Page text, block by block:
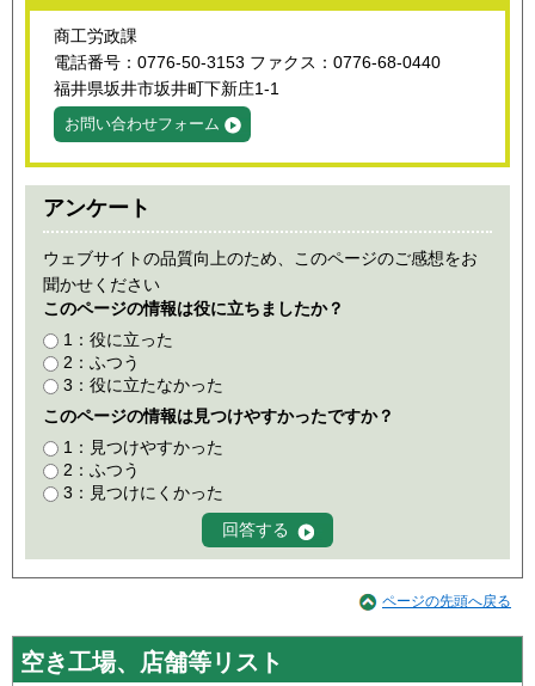
商工労政課
電話番号：0776-50-3153 ファクス：0776-68-0440
福井県坂井市坂井町下新庄1-1
お問い合わせフォーム
アンケート
ウェブサイトの品質向上のため、このページのご感想をお
聞かせください
このページの情報は役に立ちましたか？
1：役に立った
2：ふつう
3：役に立たなかった
このページの情報は見つけやすかったですか？
1：見つけやすかった
2：ふつう
3：見つけにくかった
ページの先頭へ戻る
空き工場、店舗等リスト